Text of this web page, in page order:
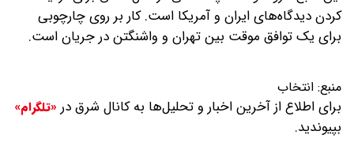
کردن دیدگاه‌های ایران و آمریکا است. کار بر روی چارچوبی
برای یک توافق موقت بین تهران و واشنگتن در جریان است.
منبع: انتخاب
برای اطلاع از آخرین اخبار و تحلیل‌ها به کانال شرق در «تلگرام»
بپیوندید.